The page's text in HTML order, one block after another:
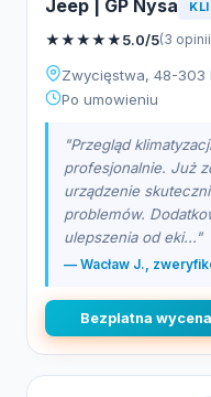
Jeep | GP Nysa
★★★★★5.0/5(3
Zwycięstwa, 48-303
Po umowieniu
"Przegląd
profesjonalnie. Już
urządzenie
problemów.
ulepszenia od eki..."
— Wacław J.,
Bezplatna wycena